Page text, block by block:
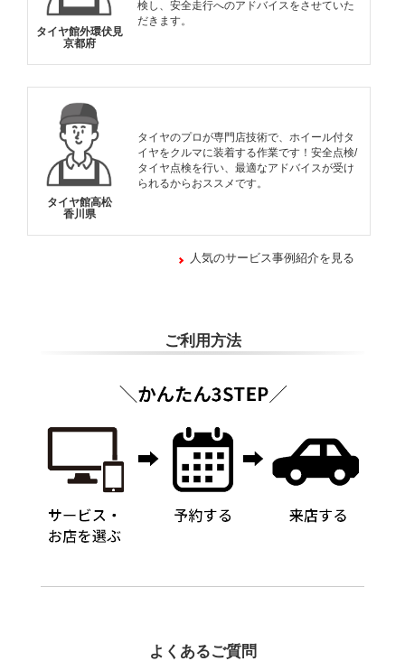
タイヤ館外環伏見
京都府
検し、安全走行へのアドバイスをさせていた
だきます。
タイヤ館高松
香川県
タイヤのプロが専門店技術で、ホイール付タ
イヤをクルマに装着する作業です！安全点検/
タイヤ点検を行い、最適なアドバイスが受け
られるからおススメです。
人気のサービス事例紹介を見る
ご利用方法
よくあるご質問